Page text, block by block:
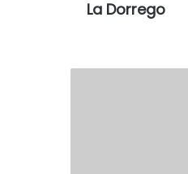
La Dorrego